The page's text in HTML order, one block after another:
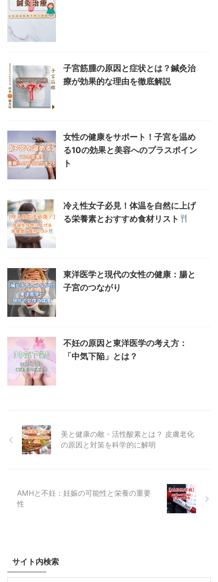
子宮筋腫の原因と症状とは？鍼灸治
療が効果的な理由を徹底解説
女性の健康をサポート！子宮を温め
る10の効果と美容へのプラスポイン
ト
冷え性女子必見！体温を自然に上げ
る栄養素とおすすめ食材リスト
東洋医学と現代の女性の健康：腸と
子宮のつながり
不妊の原因と東洋医学の考え方：
「中気下陥」とは？
美と健康の敵・活性酸素とは？ 皮膚老化
の原因と対策を科学的に解明
AMHと不妊：妊娠の可能性と栄養の重要
性
サイト内検索